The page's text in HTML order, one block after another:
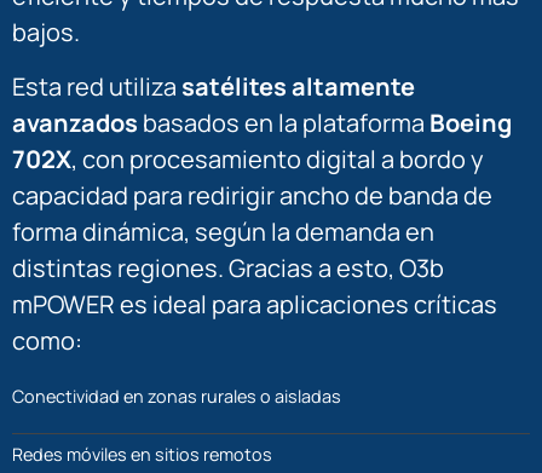
bajos.
Esta red utiliza satélites altamente
avanzados basados en la plataforma Boeing
702X, con procesamiento digital a bordo y
capacidad para redirigir ancho de banda de
forma dinámica, según la demanda en
distintas regiones. Gracias a esto, O3b
mPOWER es ideal para aplicaciones críticas
como:
Conectividad en zonas rurales o aisladas
Redes móviles en sitios remotos